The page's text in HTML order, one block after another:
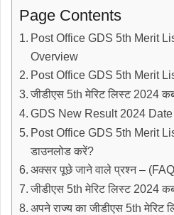
Page Contents
Post Office GDS 5th Merit
Overview
Post Office GDS 5th Merit
जीडीएस 5th मेरिट लिस्ट 2024
GDS New Result 2024 Date
Post Office GDS 5th Merit
डाउनलोड करें?
अक्सर पूछे जाने वाले प्रश्न –
जीडीएस 5th मेरिट लिस्ट 2024
अपने राज्य का जीडीएस 5th मेरिट